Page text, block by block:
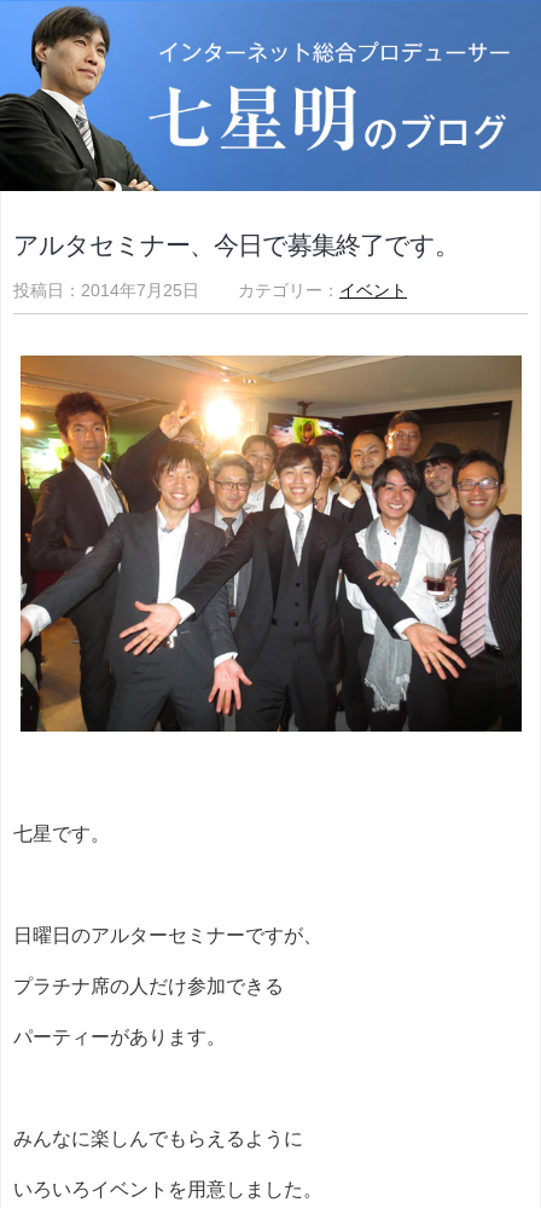
アルタセミナー、今日で募集終了です。
投稿日：2014年7月25日 カテゴリー： イベント
七星です。
日曜日のアルターセミナーですが、
プラチナ席の人だけ参加できる
パーティーがあります。
みんなに楽しんでもらえるように
いろいろイベントを用意しました。